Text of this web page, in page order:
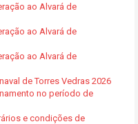
ao Alvará de
ao Alvará de
ao Alvará de
de Torres Vedras 2026
no período de
e condições de